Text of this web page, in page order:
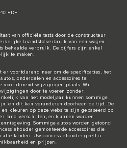
PDF
van officiële tests door de constructeur
brandstofverbruik van een wagen
behaalde verbruik. De cijfers zijn enkel
te maken.
er voortdurend naar om de specificaties, het
onderdelen en accessoires te
voortdurend wijzigingen plaats. Wij
door te voeren zonder
van het modeljaar kunnen sommige
en dit kan veranderen doorheen de tijd. De
kleuren op deze website zijn gebaseerd op
land verschillen, en kunnen worden
Sommige auto's worden getoond
gemonteerde accessoires die
landen. Uw concessiehouder geeft u
en prijzen.